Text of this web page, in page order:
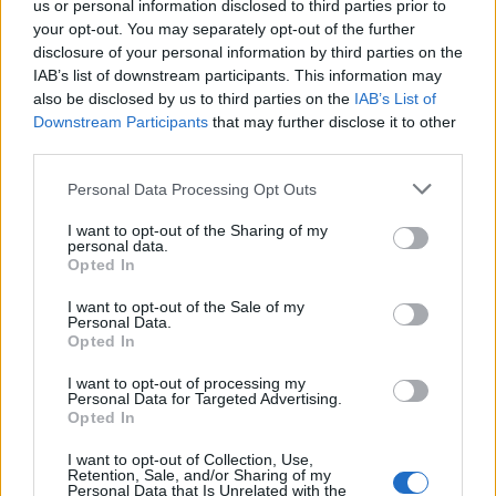
us or personal information disclosed to third parties prior to
your opt-out. You may separately opt-out of the further
disclosure of your personal information by third parties on the
IAB’s list of downstream participants. This information may
also be disclosed by us to third parties on the IAB’s List of
Downstream Participants that may further disclose it to other
Personal Data Processing Opt Outs
I want to opt-out of the Sharing of my
personal data.
Opted In
I want to opt-out of the Sale of my
Personal Data.
Opted In
I want to opt-out of processing my
Personal Data for Targeted Advertising.
Opted In
I want to opt-out of Collection, Use,
Retention, Sale, and/or Sharing of my
Personal Data that Is Unrelated with the
Cuneo (1331)
Demonte (30)
Diano d'Alba (98)
Dogliani (104)
Dronero (114)
Entracque (21)
Envie (20)
Faule (6)
Fossano (501)
Frabosa Sottana (37)